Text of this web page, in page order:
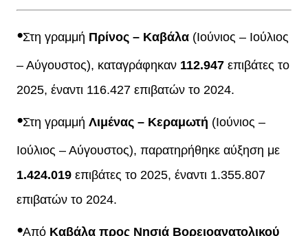
⦁Στη γραμμή Πρίνος – Καβάλα (Ιούνιος – Ιούλιος
– Αύγουστος), καταγράφηκαν 112.947 επιβάτες το
2025, έναντι 116.427 επιβατών το 2024.
⦁Στη γραμμή Λιμένας – Κεραμωτή (Ιούνιος –
Ιούλιος – Αύγουστος), παρατηρήθηκε αύξηση με
1.424.019 επιβάτες το 2025, έναντι 1.355.807
επιβατών το 2024.
⦁Από Καβάλα προς Νησιά Βορειοανατολικού